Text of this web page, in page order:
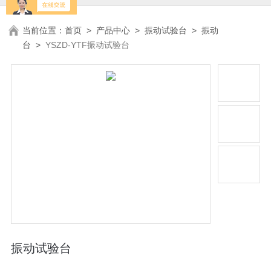
当前位置：首页 > 产品中心 >振动试验台 >振动
台 >YSZD-YTF振动试验台
振动试验台